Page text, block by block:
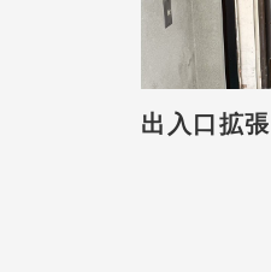
出入口拡張